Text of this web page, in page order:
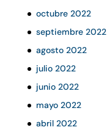
octubre 2022
septiembre 2022
agosto 2022
julio 2022
junio 2022
mayo 2022
abril 2022